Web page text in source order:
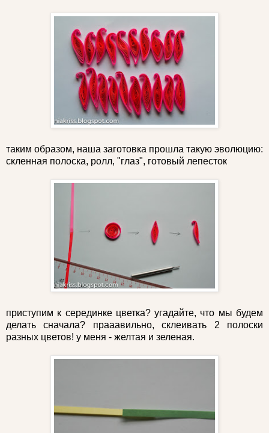
таким образом, наша заготовка прошла такую эволюцию:
скленная полоска, ролл, "глаз", готовый лепесток
приступим к серединке цветка? угадайте, что мы будем
делать сначала? прааавильно, склеивать 2 полоски
разных цветов! у меня - желтая и зеленая.